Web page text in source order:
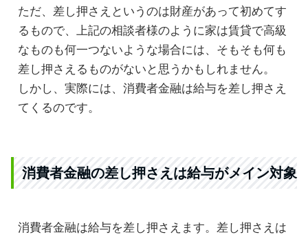
ただ、差し押さえというのは財産があって初めてす
るもので、上記の相談者様のように家は賃貸で高級
なものも何一つないような場合には、そもそも何も
差し押さえるものがないと思うかもしれません。
しかし、実際には、消費者金融は給与を差し押さえ
てくるのです。
消費者金融の差し押さえは給与がメイン対象
消費者金融は給与を差し押さえます。差し押さえは